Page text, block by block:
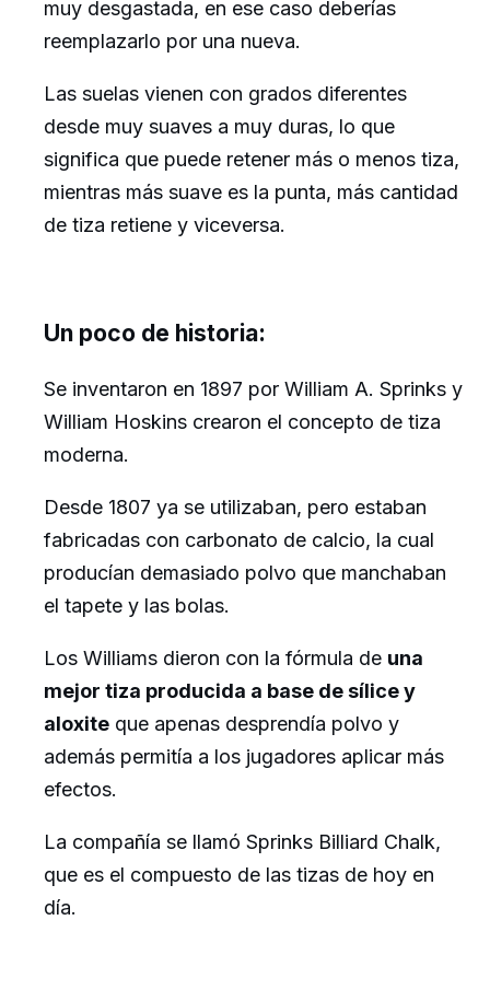
muy desgastada, en ese caso deberías
reemplazarlo por una nueva.
Las suelas vienen con grados diferentes
desde muy suaves a muy duras, lo que
significa que puede retener más o menos tiza,
mientras más suave es la punta, más cantidad
de tiza retiene y viceversa.
Un poco de historia:
Se inventaron en 1897 por William A. Sprinks y
William Hoskins crearon el concepto de tiza
moderna.
Desde 1807 ya se utilizaban, pero estaban
fabricadas con carbonato de calcio, la cual
producían demasiado polvo que manchaban
el tapete y las bolas.
Los Williams dieron con la fórmula de una
mejor tiza producida a base de sílice y
aloxiteque apenas desprendía polvo y
además permitía a los jugadores aplicar más
efectos.
La compañía se llamó Sprinks Billiard Chalk,
que es el compuesto de las tizas de hoy en
día.